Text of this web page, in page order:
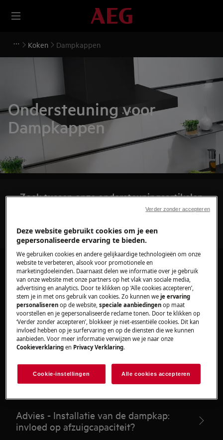
Koken Dampkappen
Ondersteuning voor
Dampkappen
Zoek tussen onze ondersteuningsartikelen
Aanbevolen artikelen
voor Dampkappen
Hoe de AEG Hob²Hood®-functie
gebruiken
Advies - Installatie van de dampkap:
invloed op afzuigcapaciteit?
Deze website gebruikt cookies om je een
gepersonaliseerde ervaring te bieden.
We gebruiken cookies en andere gelijkaardige technologieën om onze
website te verbeteren, alsook voor promotionele en
marketingdoeleinden. Daarnaast delen we informatie over je gebruik
van onze website met onze partners op het vlak van sociale media,
advertising en analytics. Door te klikken op ‘Alle cookies accepteren’,
stem je in met ons gebruik van cookies. Zo kunnen weje ervaring
personaliseren op de website,speciale aanbiedingen op maat
voorstellen en je gepersonaliseerde reclame tonen. Door te klikken op
‘Verder zonder accepteren’, blokkeer je niet-essentiële cookies. Dit kan
invloed hebben op je surfervaring en op de diensten die we kunnen
aanbieden. Voor meer informatie verwijzen we je naar onze
Cookieverklaring en Privacy Verklaring.
Cookie-instellingen Alle cookies accepteren
Verder zonder accepteren